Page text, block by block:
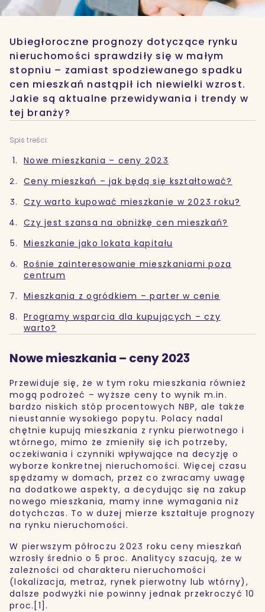
Ubiegłoroczne prognozy dotyczące rynku
nieruchomości sprawdziły się w małym
stopniu – zamiast spodziewanego spadku
cen mieszkań nastąpił ich niewielki wzrost.
Jakie są aktualne przewidywania i trendy w
tej branży?
Spis treści:
Nowe mieszkania – ceny 2023
Ceny mieszkań – jak będą się kształtować?
Czy warto kupować mieszkanie w 2023 roku?
Czy jest szansa na obniżkę cen mieszkań?
Mieszkanie jako lokata kapitału
Rośnie zainteresowanie mieszkaniami poza
centrum
Mieszkania z ogródkiem – parter w cenie
Programy wsparcia dla kupujących – czy
warto?
Nowe mieszkania – ceny 2023
Przewiduje się, że w tym roku mieszkania również
mogą podrożeć – wyższe ceny to wynik m.in.
bardzo niskich stóp procentowych NBP, ale także
nieustannie wysokiego popytu. Polacy nadal
chętnie kupują mieszkania z rynku pierwotnego i
wtórnego, mimo że zmieniły się ich potrzeby,
oczekiwania i czynniki wpływające na decyzję o
wyborze konkretnej nieruchomości. Więcej czasu
spędzamy w domach, przez co zwracamy uwagę
na dodatkowe aspekty, a decydując się na zakup
nowego mieszkania, mamy inne wymagania niż
dotychczas. To w dużej mierze kształtuje prognozy
na rynku nieruchomości.
W pierwszym półroczu 2023 roku ceny mieszkań
wzrosły średnio o 5 proc. Analitycy szacują, że w
zależności od charakteru nieruchomości
(lokalizacja, metraż, rynek pierwotny lub wtórny),
dalsze podwyżki nie powinny jednak przekroczyć 10
proc.[1].